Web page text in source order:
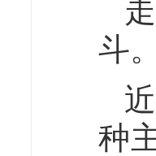
斗。
种